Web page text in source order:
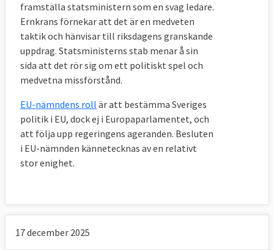
framställa statsministern som en svag ledare.
Ernkrans förnekar att det är en medveten
taktik och hänvisar till riksdagens granskande
uppdrag. Statsministerns stab menar å sin
sida att det rör sig om ett politiskt spel och
medvetna missförstånd.
EU-nämndens roll är att bestämma Sveriges
politik i EU, dock ej i Europaparlamentet, och
att följa upp regeringens ageranden. Besluten
i EU-nämnden kännetecknas av en relativt
stor enighet.
17 december 2025